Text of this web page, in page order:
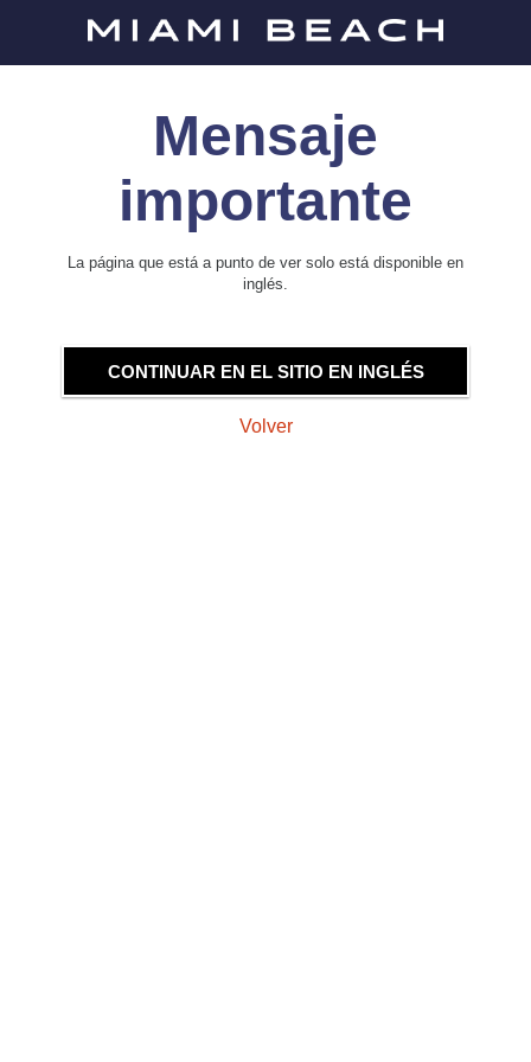
Mensaje
importante
La página que está a punto de ver solo está disponible en
inglés.
CONTINUAR EN EL SITIO EN INGLÉS
Volver